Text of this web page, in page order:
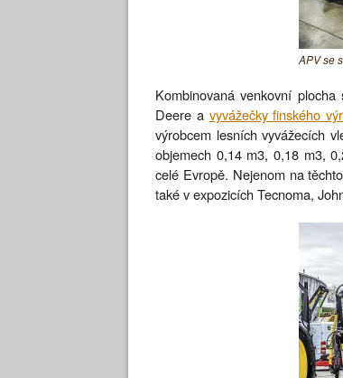
APV se
Kombinovaná venkovní
Deere a vyvážečky finského
výrobcem lesních vyvážecích
objemech 0,14 m3, 0,18 m3,
celé Evropě. Nejenom na
také v expozicích Tecnoma,